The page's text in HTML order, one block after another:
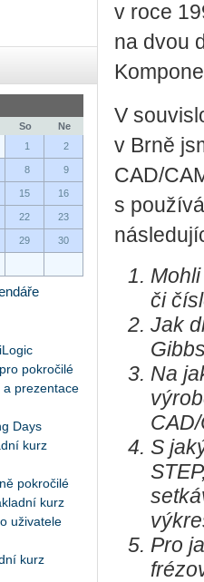
So
Ne
1
2
8 9
15 16
22 23
29 30
pokročilé
a prezentace
Days
kurz
pokročilé
kurz
uživatele
kurz
v roce
na dvou
V
v Brně
CAD/
s
či
Jak
Na
S
Pro